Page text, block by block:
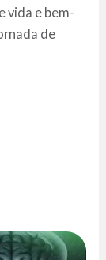
vida e bem-
de